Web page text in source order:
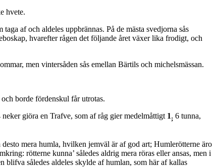
hvete.
af och aldeles uppbrännas. På de mästa svedjorna sås
hvarefter rågen det följande året växer lika frodigt, och
men vintersåden sås emellan Bärtils och michelsmässan.
borde fördenskul får utrotas.
giöra en Trafve, som af råg gier medelmåttigt 1 ; 6 tunna,
mera humla, hvilken jemväl är af god art; Humlerötterne äro
rötterne kunna’ således aldrig mera röras eller ansas, men i
blifva således aldeles skylde af humlan, som här af kallas